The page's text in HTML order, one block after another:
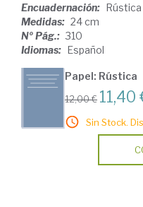
Encuadernación: Rústica
Medidas: 24 cm
Nº Pág.: 310
Idiomas: Español
Papel: Rústica
12,00 € 11,40
Sin Stock.